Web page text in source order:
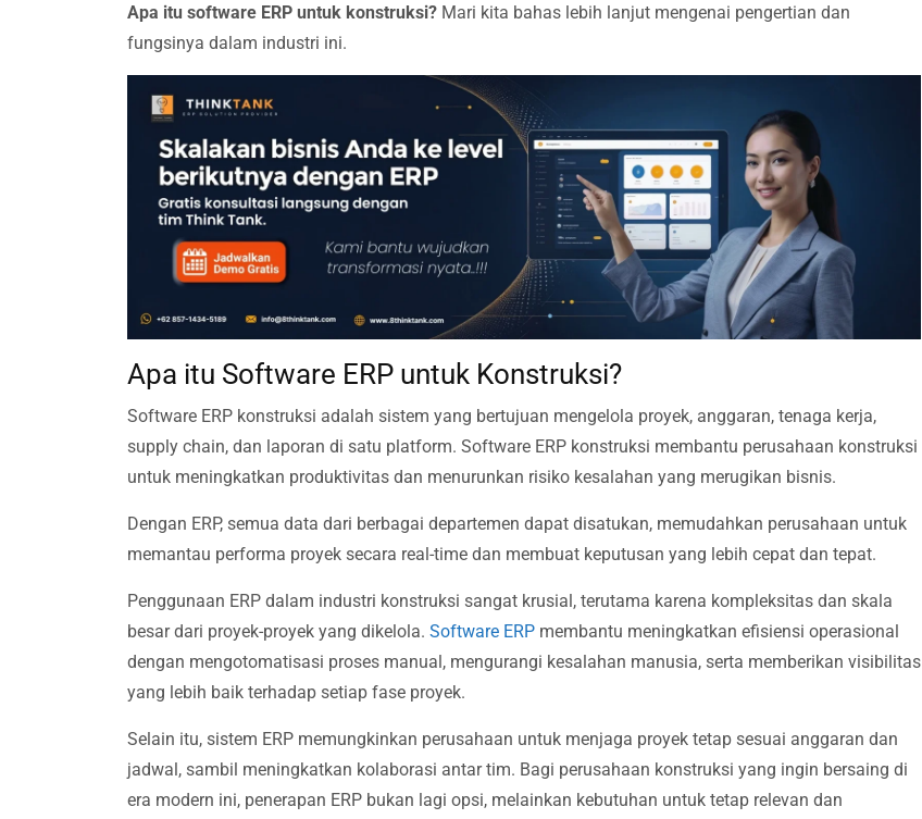
Apa itu software ERP untuk konstruksi? Mari kita bahas lebih lanjut mengenai pengertian dan
fungsinya dalam industri ini.
Apa itu Software ERP untuk Konstruksi?
Software ERP konstruksi adalah sistem yang bertujuan mengelola proyek, anggaran, tenaga kerja,
supply chain, dan laporan di satu platform. Software ERP konstruksi membantu perusahaan konstruksi
untuk meningkatkan produktivitas dan menurunkan risiko kesalahan yang merugikan bisnis.
Dengan ERP, semua data dari berbagai departemen dapat disatukan, memudahkan perusahaan untuk
memantau performa proyek secara real-time dan membuat keputusan yang lebih cepat dan tepat.
Penggunaan ERP dalam industri konstruksi sangat krusial, terutama karena kompleksitas dan skala
besar dari proyek-proyek yang dikelola. Software ERP membantu meningkatkan efisiensi operasional
dengan mengotomatisasi proses manual, mengurangi kesalahan manusia, serta memberikan visibilitas
yang lebih baik terhadap setiap fase proyek.
Selain itu, sistem ERP memungkinkan perusahaan untuk menjaga proyek tetap sesuai anggaran dan
jadwal, sambil meningkatkan kolaborasi antar tim. Bagi perusahaan konstruksi yang ingin bersaing di
era modern ini, penerapan ERP bukan lagi opsi, melainkan kebutuhan untuk tetap relevan dan